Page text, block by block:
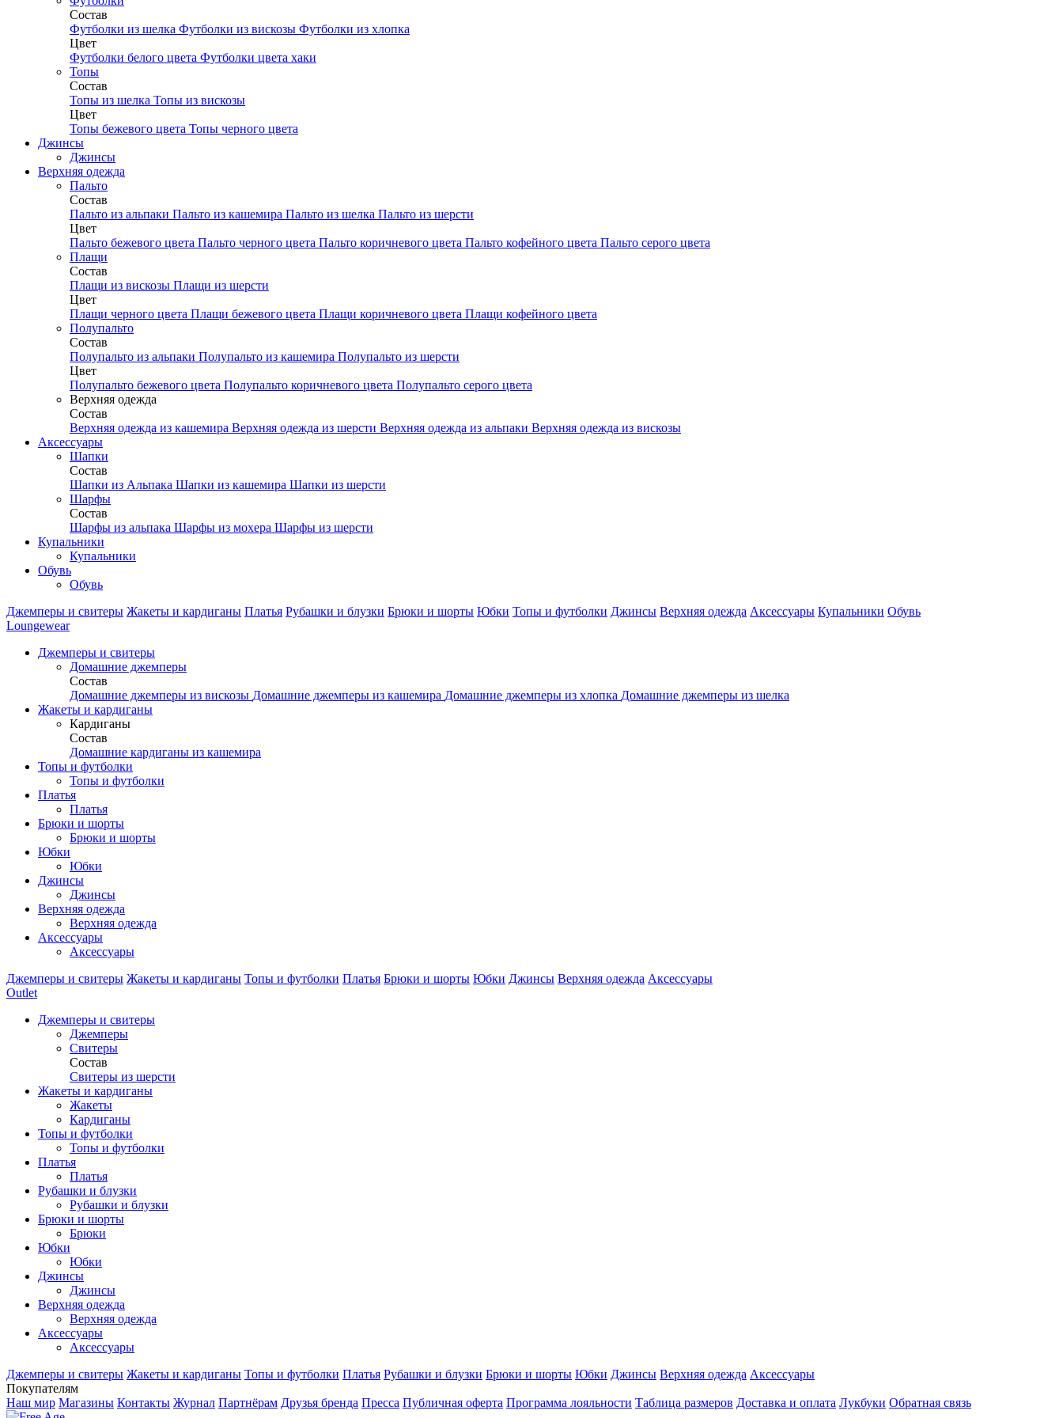
Состав
Футболки из шелка Футболки из вискозы Футболки из хлопка
Цвет
Футболки белого цвета Футболки цвета хаки
Топы
Состав
Топы из шелка Топы из вискозы
Цвет
Топы бежевого цвета Топы черного цвета
Джинсы
Джинсы
Верхняя одежда
Пальто
Состав
Пальто из альпаки Пальто из кашемира Пальто из шелка Пальто из шерсти
Цвет
Пальто бежевого цвета Пальто черного цвета Пальто коричневого цвета Пальто кофейного цвета Пальто серого цвета
Плащи
Состав
Плащи из вискозы Плащи из шерсти
Цвет
Плащи черного цвета Плащи бежевого цвета Плащи коричневого цвета Плащи кофейного цвета
Полупальто
Состав
Полупальто из альпаки Полупальто из кашемира Полупальто из шерсти
Цвет
Полупальто бежевого цвета Полупальто коричневого цвета Полупальто серого цвета
Верхняя одежда
Состав
Верхняя одежда из кашемира Верхняя одежда из шерсти Верхняя одежда из альпаки Верхняя одежда из вискозы
Аксесcуары
Шапки
Состав
Шапки из Альпака Шапки из кашемира Шапки из шерсти
Шарфы
Состав
Шарфы из альпака Шарфы из мохера Шарфы из шерсти
Купальники
Купальники
Обувь
Обувь
Джемперы и свитеры Жакеты и кардиганы Платья Рубашки и блузки Брюки и шорты Юбки Топы и футболки Джинсы Верхняя одежда Аксесcуары Купальники Обувь
Loungewear
Джемперы и свитеры
Домашние джемперы
Состав
Домашние джемперы из вискозы Домашние джемперы из кашемира Домашние джемперы из хлопка Домашние джемперы из шелка
Жакеты и кардиганы
Кардиганы
Состав
Домашние кардиганы из кашемира
Топы и футболки
Топы и футболки
Платья
Платья
Брюки и шорты
Брюки и шорты
Юбки
Юбки
Джинсы
Джинсы
Верхняя одежда
Верхняя одежда
Аксессуары
Аксессуары
Джемперы и свитеры Жакеты и кардиганы Топы и футболки Платья Брюки и шорты Юбки Джинсы Верхняя одежда Аксессуары
Outlet
Джемперы и свитеры
Джемперы
Свитеры
Состав
Свитеры из шерсти
Жакеты и кардиганы
Жакеты
Кардиганы
Топы и футболки
Топы и футболки
Платья
Платья
Рубашки и блузки
Рубашки и блузки
Брюки и шорты
Брюки
Юбки
Юбки
Джинсы
Джинсы
Верхняя одежда
Верхняя одежда
Аксесcуары
Аксесcуары
Джемперы и свитеры Жакеты и кардиганы Топы и футболки Платья Рубашки и блузки Брюки и шорты Юбки Джинсы Верхняя одежда Аксесcуары
Покупателям
Наш мир Магазины Контакты Журнал Партнёрам Друзья бренда Пресса Публичная оферта Программа лояльности Таблица размеров Доставка и оплата Лукбуки Обратная связь